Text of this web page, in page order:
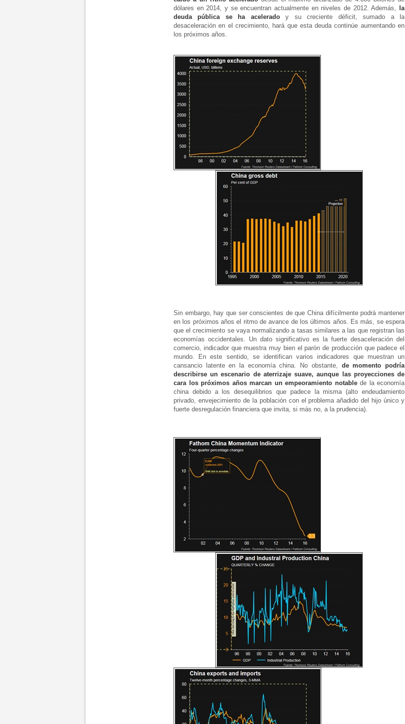
dólares en 2014, y se encuentran actualmente en niveles de 2012. Además,
la
deuda pública se ha aceleradoy su creciente déficit, sumado a la
desaceleración en el crecimiento, hará que esta deuda continúe aumentando en
los próximos años.
Sin embargo, hay que ser conscientes de que China difícilmente podrá mantener
en los próximos años el ritmo de avance de los últimos años. Es más, se espera
que el crecimiento se vaya normalizando a tasas similares a las que registran las
economías occidentales. Un dato significativo es la fuerte desaceleración del
comercio, indicador que muestra muy bien el parón de producción que padece el
mundo. En este sentido, se identifican varios indicadores que muestran un
cansancio latente en la economía china. No obstante, de momento podría
describirse un escenario de aterrizaje suave, aunque las proyecciones de
cara los próximos años marcan un empeoramiento notablede la economía
china debido a los desequilibrios que padece la misma (alto endeudamiento
privado, envejecimiento de la población con el problema añadido del hijo único y
fuerte desregulación financiera que invita, si más no, a la prudencia).